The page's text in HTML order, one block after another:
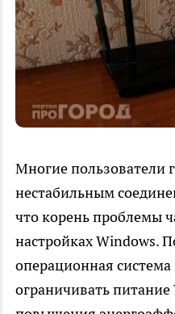
Многие пользователи
нестабильным
что корень проблемы
настройках Windows.
операционная
ограничивать